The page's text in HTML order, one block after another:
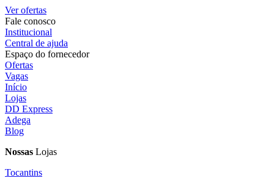
Ver ofertas
Fale conosco
Institucional
Central de ajuda
Espaço do fornecedor
Ofertas
Vagas
Início
Lojas
DD Express
Adega
Blog
Nossas Lojas
Tocantins